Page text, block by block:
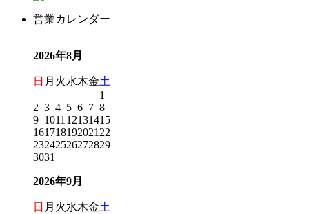
営業カレンダー
2026年8月
日 月 火水木金土
1
2 3 4 5 6 7 8
9 1011 12131415
161718192021 22
23242526272829
3031
2026年9月
日 月 火水木金土